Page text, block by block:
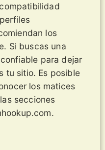
los
Si buscas una
para dejar
tu sitio. Es posible
los matices
secciones